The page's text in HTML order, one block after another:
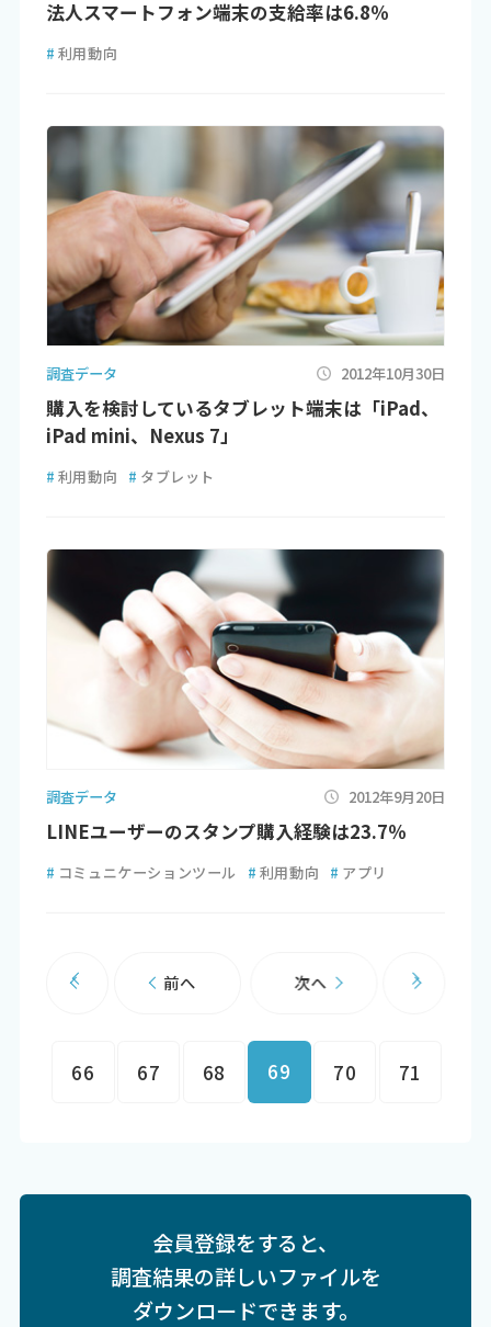
法人スマートフォン端末の支給率は6.8％
# 利用動向
調査データ 2012年10月30日
購入を検討しているタブレット端末は「iPad、
iPad mini、Nexus 7」
# 利用動向 # タブレット
調査データ 2012年9月20日
LINEユーザーのスタンプ購入経験は23.7％
# コミュニケーションツール # 利用動向 # アプリ
前へ
66 67 68 69 70 71
次へ
会員登録をすると、
調査結果の詳しいファイルを
ダウンロードできます。